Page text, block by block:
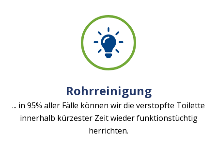
Rohrreinigung
... in 95% aller Fälle können wir die verstopfte Toilette
innerhalb kürzester Zeit wieder funktionstüchtig
herrichten.